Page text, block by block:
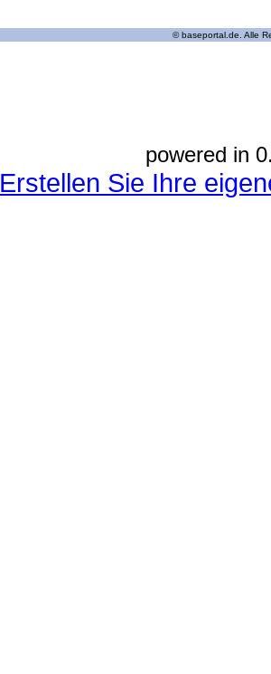
© baseportal.de. Alle
powered in
Erstellen Sie Ihre